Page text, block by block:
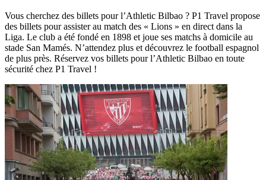
Vous cherchez des billets pour l’Athletic Bilbao ? P1 Travel propose
des billets pour assister au match des « Lions » en direct dans la
Liga. Le club a été fondé en 1898 et joue ses matchs à domicile au
stade San Mamés. N’attendez plus et découvrez le football espagnol
de plus près. Réservez vos billets pour l’Athletic Bilbao en toute
sécurité chez P1 Travel !